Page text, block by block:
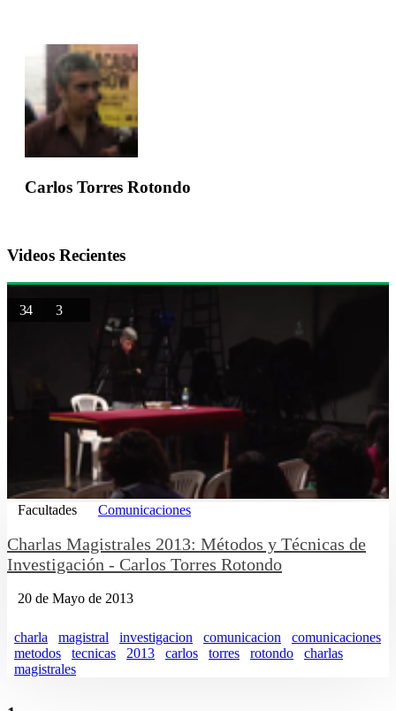
Carlos Torres Rotondo
Videos Recientes
34 3
Facultades Comunicaciones
Charlas Magistrales 2013: Métodos y Técnicas de
Investigación - Carlos Torres Rotondo
20 de Mayo de 2013
charla magistral investigacion comunicacion
comunicaciones
metodos
tecnicas 2013 carlos torres rotondo
charlas
magistrales